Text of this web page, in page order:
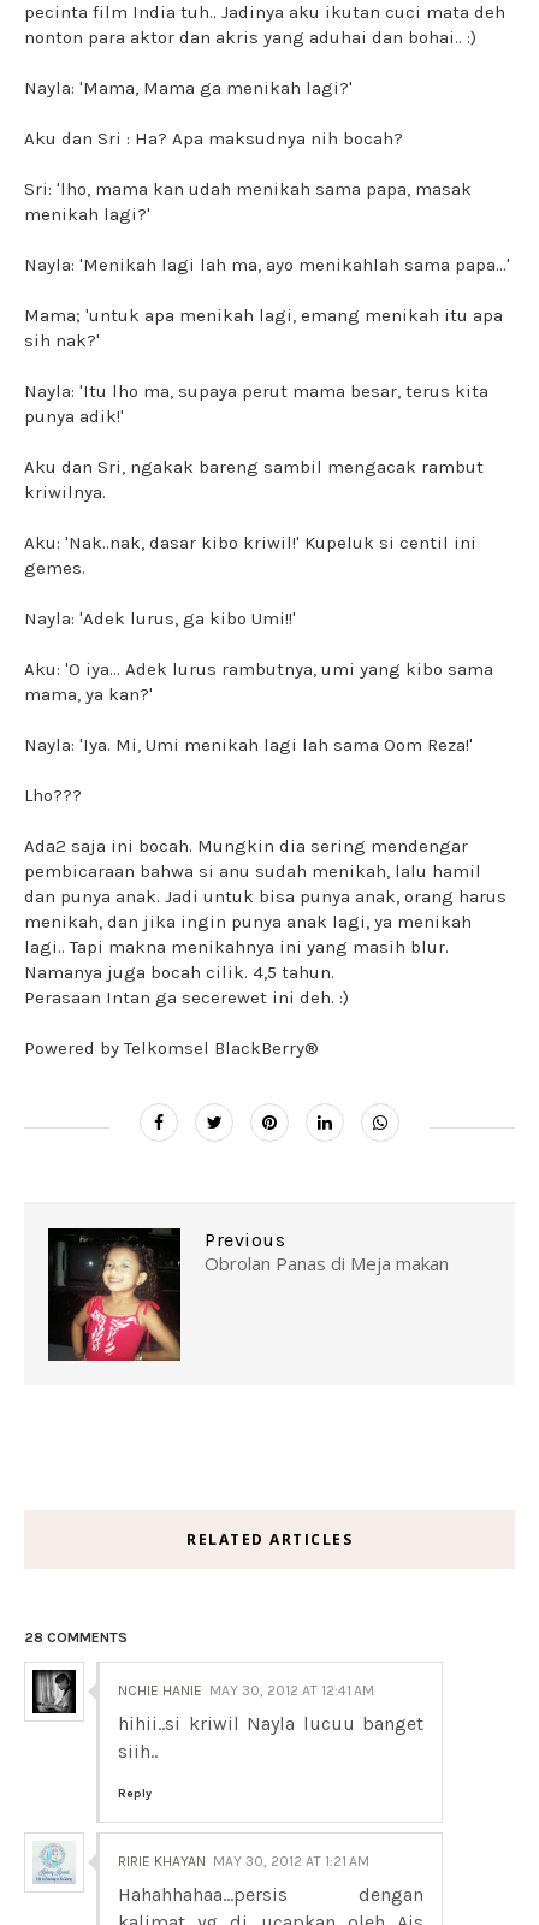
pecinta film India tuh.. Jadinya aku ikutan cuci mata deh
nonton para aktor dan akris yang aduhai dan bohai.. :)
Nayla: 'Mama, Mama ga menikah lagi?'
Aku dan Sri : Ha? Apa maksudnya nih bocah?
Sri: 'lho, mama kan udah menikah sama papa, masak
menikah lagi?'
Nayla: 'Menikah lagi lah ma, ayo menikahlah sama papa...'
Mama; 'untuk apa menikah lagi, emang menikah itu apa
sih nak?'
Nayla: 'Itu lho ma, supaya perut mama besar, terus kita
punya adik!'
Aku dan Sri, ngakak bareng sambil mengacak rambut
kriwilnya.
Aku: 'Nak..nak, dasar kibo kriwil!' Kupeluk si centil ini
gemes.
Nayla: 'Adek lurus, ga kibo Umi!!'
Aku: 'O iya... Adek lurus rambutnya, umi yang kibo sama
mama, ya kan?'
Nayla: 'Iya. Mi, Umi menikah lagi lah sama Oom Reza!'
Lho???
Ada2 saja ini bocah. Mungkin dia sering mendengar
pembicaraan bahwa si anu sudah menikah, lalu hamil
dan punya anak. Jadi untuk bisa punya anak, orang harus
menikah, dan jika ingin punya anak lagi, ya menikah
lagi.. Tapi makna menikahnya ini yang masih blur.
Namanya juga bocah cilik. 4,5 tahun.
Perasaan Intan ga secerewet ini deh. :)
Powered by Telkomsel BlackBerry®
Previous
Obrolan Panas di Meja makan
RELATED ARTICLES
28 COMMENTS
NCHIE HANIE MAY 30, 2012 AT 12:41 AM
hihii..si kriwil Nayla lucuu banget
siih..
Reply
RIRIE KHAYAN MAY 30, 2012 AT 1:21 AM
Hahahhahaa...persis dengan